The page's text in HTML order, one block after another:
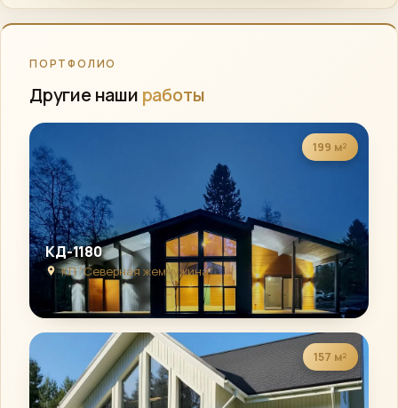
ПОРТФОЛИО
Другие наши работы
199 м²
КД-1180
КП “Северная жемчужина”
157 м²